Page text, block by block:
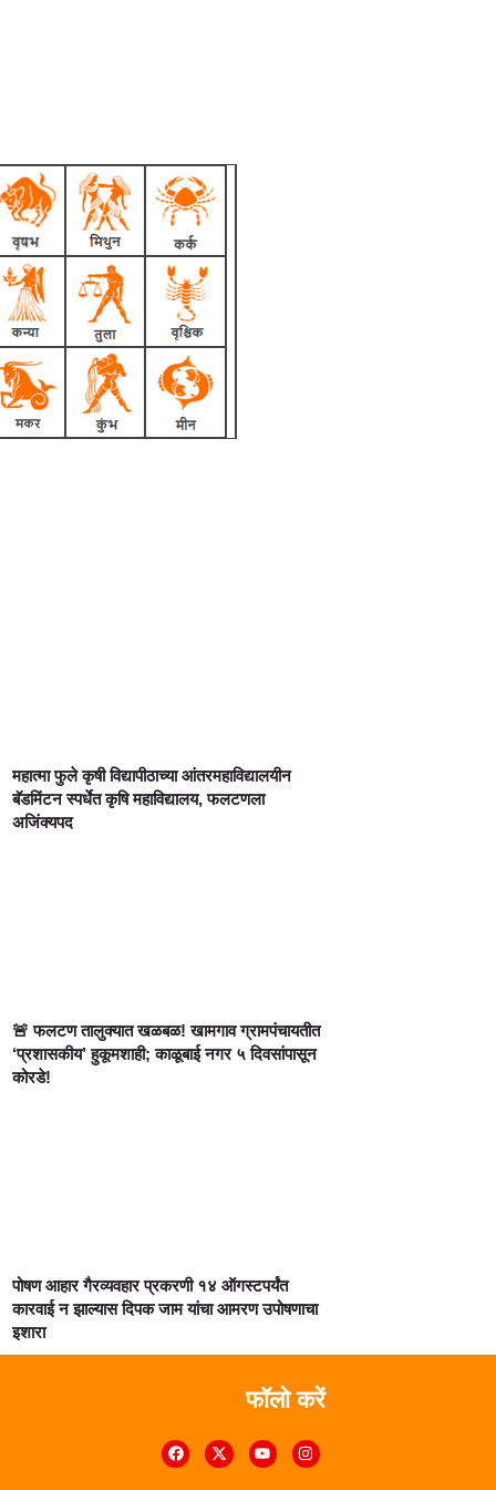
महात्मा फुले कृषी विद्यापीठाच्या आंतरमहाविद्यालयीन
बॅडमिंटन स्पर्धेत कृषि महाविद्यालय, फलटणला
अजिंक्यपद
🚨 फलटण तालुक्यात खळबळ! खामगाव ग्रामपंचायतीत
‘प्रशासकीय’ हुकूमशाही; काळूबाई नगर ५ दिवसांपासून
कोरडे!
पोषण आहार गैरव्यवहार प्रकरणी १४ ऑगस्टपर्यंत
कारवाई न झाल्यास दिपक जाम यांचा आमरण उपोषणाचा
इशारा
फॉलो करें